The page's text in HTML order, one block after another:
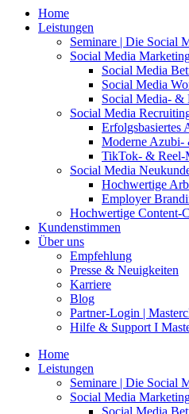
Home
Leistungen
Seminare | Die Social
Social Media
Social Media
Social Media
Social Media- &
Social Media
Erfolgsbasiertes
Moderne Azubi-
TikTok- & Reel-
Social Media
Hochwertige
Employer
Hochwertige Content-
Kundenstimmen
Über uns
Empfehlung
Presse & Neuigkeiten
Karriere
Blog
Partner-Login |
Hilfe & Support I
Home
Leistungen
Seminare | Die Social
Social Media
Social Media